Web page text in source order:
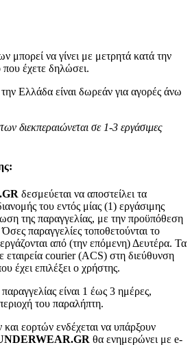
μπορεί να γίνει με μετρητά κατά την
έχετε δηλώσει.
Ελλάδα είναι δωρεάν για αγορές άνω
διεκπεραιώνεται σε 1-3 εργάσιμες
δεσμεύεται να αποστείλει τα
του εντός μίας (1) εργάσιμης
της παραγγελίας, με την προϋπόθεση
Όσες παραγγελίες τοποθετούνται το
από (την επόμενη) Δευτέρα. Τα
εταιρεία courier (ACS) στη διεύθυνση
έχει επιλέξει ο χρήστης.
είναι 1 έως 3 ημέρες,
του παραλήπτη.
εορτών ενδέχεται να υπάρξουν
θα ενημερώνει με e-